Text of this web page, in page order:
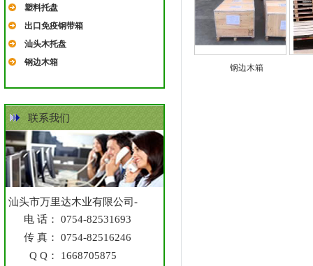
塑料托盘
出口免疫钢带箱
汕头木托盘
钢边木箱
联系我们
汕头市万里达木业有限公司-
电 话：
0754-82531693
传 真：
0754-82516246
Q Q：
1668705875
钢边木箱